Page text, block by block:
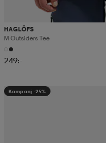
HAGLÖFS
M Outsiders Tee
249:-
Kampanj -25%